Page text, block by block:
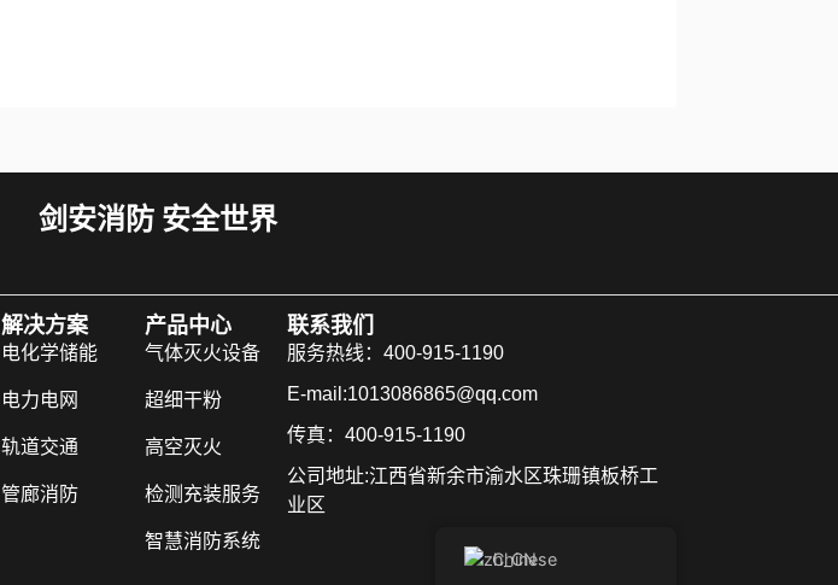
剑安消防 安全世界
解决方案
电化学储能
电力电网
轨道交通
管廊消防
产品中心
气体灭火设备
超细干粉
高空灭火
检测充装服务
智慧消防系统
联系我们
服务热线：400-915-1190
E-mail:1013086865@qq.com
传真：400-915-1190
公司地址:江西省新余市渝水区珠珊镇板桥工
业区
Chinese